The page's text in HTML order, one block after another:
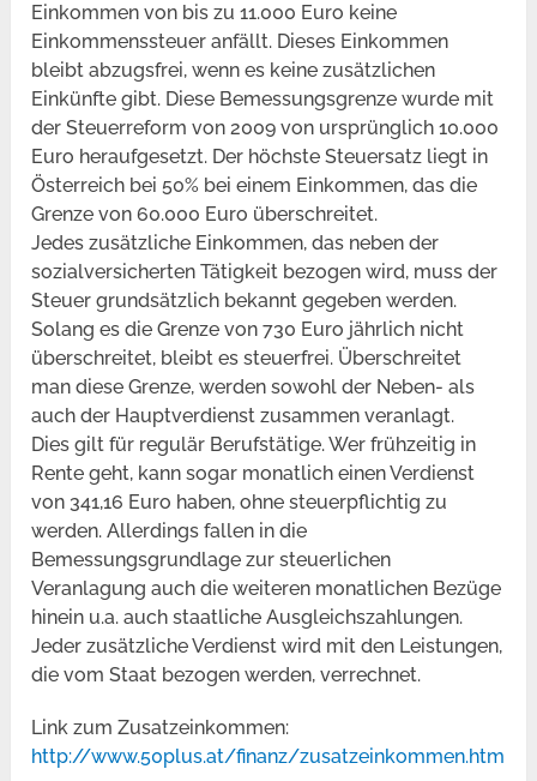
Einkommen von bis zu 11.000 Euro keine
Einkommenssteuer anfällt. Dieses Einkommen
bleibt abzugsfrei, wenn es keine zusätzlichen
Einkünfte gibt. Diese Bemessungsgrenze wurde mit
der Steuerreform von 2009 von ursprünglich 10.000
Euro heraufgesetzt. Der höchste Steuersatz liegt in
Österreich bei 50% bei einem Einkommen, das die
Grenze von 60.000 Euro überschreitet.
Jedes zusätzliche Einkommen, das neben der
sozialversicherten Tätigkeit bezogen wird, muss der
Steuer grundsätzlich bekannt gegeben werden.
Solang es die Grenze von 730 Euro jährlich nicht
überschreitet, bleibt es steuerfrei. Überschreitet
man diese Grenze, werden sowohl der Neben- als
auch der Hauptverdienst zusammen veranlagt.
Dies gilt für regulär Berufstätige. Wer frühzeitig in
Rente geht, kann sogar monatlich einen Verdienst
von 341,16 Euro haben, ohne steuerpflichtig zu
werden. Allerdings fallen in die
Bemessungsgrundlage zur steuerlichen
Veranlagung auch die weiteren monatlichen Bezüge
hinein u.a. auch staatliche Ausgleichszahlungen.
Jeder zusätzliche Verdienst wird mit den Leistungen,
die vom Staat bezogen werden, verrechnet.
Link zum Zusatzeinkommen:
http://www.50plus.at/finanz/zusatzeinkommen.htm